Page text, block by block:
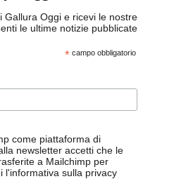
Gallura Oggi e ricevi le nostre
le ultime notizie pubblicate
*campo obbligatorio
come piattaforma di
newsletter accetti che le
a Mailchimp per
l'informativa sulla privacy